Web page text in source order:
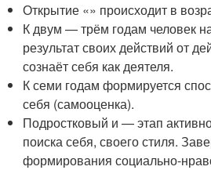
Открытие «» происходит в
К двум — трём годам человек
результат своих действий от
сознаёт себя как деятеля.
К семи годам формируется
себя (самооценка).
Подростковый и — этап
поиска себя, своего стиля.
формирования социально-